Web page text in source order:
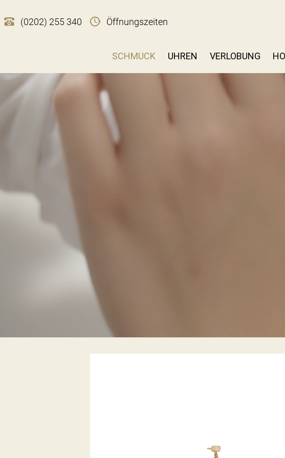
(0202) 255 340 Öffnungszeiten
SCHMUCK UHREN VERLOBUNG